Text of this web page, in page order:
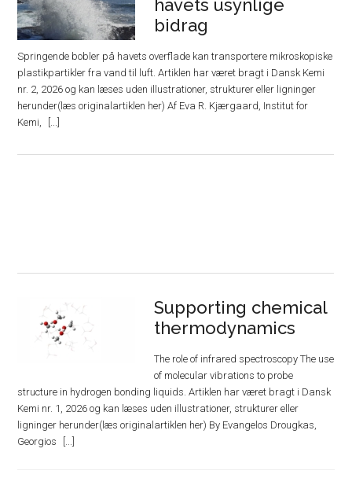
havets usynlige
bidrag
Springende bobler på havets overflade kan transportere mikroskopiske
plastikpartikler fra vand til luft. Artiklen har været bragt i Dansk Kemi
nr. 2, 2026 og kan læses uden illustrationer, strukturer eller ligninger
herunder(læs originalartiklen her) Af Eva R. Kjærgaard, Institut for
Kemi,
Supporting chemical
thermodynamics
The role of infrared spectroscopy The use
of molecular vibrations to probe
structure in hydrogen bonding liquids. Artiklen har været bragt i Dansk
Kemi nr. 1, 2026 og kan læses uden illustrationer, strukturer eller
ligninger herunder(læs originalartiklen her) By Evangelos Drougkas,
Georgios